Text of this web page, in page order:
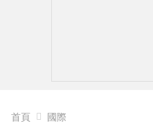
首頁 國際